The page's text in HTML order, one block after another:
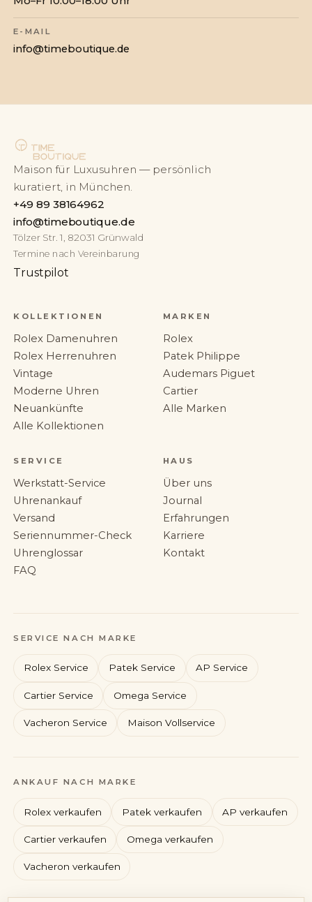
Audemars Piguet
E-MAIL
info@timeboutique.de
Maison für Luxusuhren — persönlich
kuratiert, in München.
+49 89 38164962
info@timeboutique.de
Tölzer Str. 1, 82031 Grünwald
Termine nach Vereinbarung
Trustpilot
KOLLEKTIONEN
Rolex Damenuhren
Rolex Herrenuhren
Vintage
Moderne Uhren
Neuankünfte
Alle Kollektionen
MARKEN
Rolex
Patek Philippe
Audemars Piguet
Cartier
Alle Marken
SERVICE
Werkstatt-Service
Uhrenankauf
Versand
Seriennummer-Check
Uhrenglossar
FAQ
HAUS
Über uns
Journal
Erfahrungen
Karriere
Kontakt
SERVICE NACH MARKE
Rolex Service Patek Service AP Service
Cartier Service Omega Service
Vacheron Service Maison Vollservice
ANKAUF NACH MARKE
Rolex verkaufen Patek verkaufen AP verkaufen
Cartier verkaufen Omega verkaufen
Vacheron verkaufen